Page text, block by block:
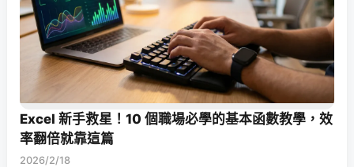
Excel 新手救星！10 個職場必學的基本函數教學，效
率翻倍就靠這篇
2026/2/18